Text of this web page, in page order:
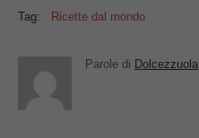
Tag: Ricette dal mondo
Parole di Dolcezzuola